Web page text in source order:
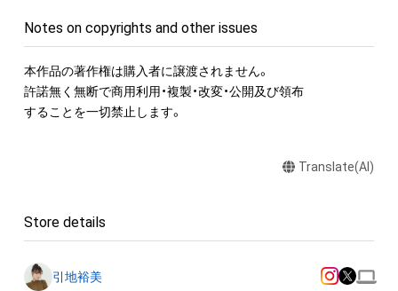
Notes on copyrights and other issues
本作品の著作権は購入者に譲渡されません。
許諾無く無断で商用利用・複製・改変・公開及び領布
することを一切禁止します。
Translate(AI)
Store details
引地裕美